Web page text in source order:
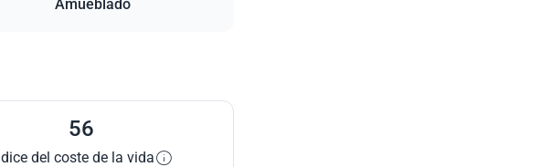
Amueblado
56
del coste de la vida